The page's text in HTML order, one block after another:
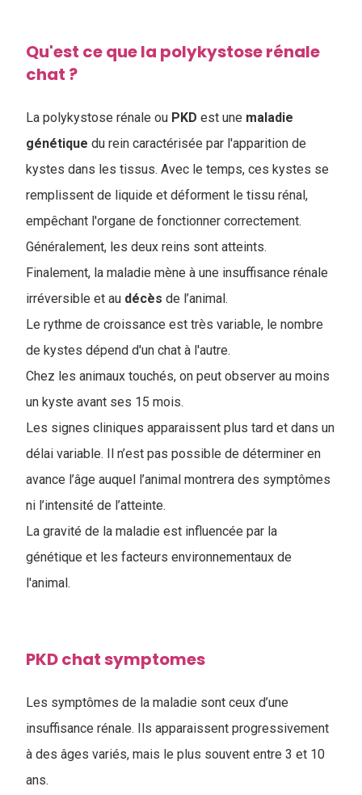
Qu'est ce que la polykystose rénale
chat ?
La polykystose rénale ou PKD est une maladie
génétique du rein caractérisée par l'apparition de
kystes dans les tissus. Avec le temps, ces kystes se
remplissent de liquide et déforment le tissu rénal,
empêchant l'organe de fonctionner correctement.
Généralement, les deux reins sont atteints.
Finalement, la maladie mène à une insuffisance rénale
irréversible et au décès de l’animal.
Le rythme de croissance est très variable, le nombre
de kystes dépend d'un chat à l'autre.
Chez les animaux touchés, on peut observer au moins
un kyste avant ses 15 mois.
Les signes cliniques apparaissent plus tard et dans un
délai variable. Il n’est pas possible de déterminer en
avance l’âge auquel l’animal montrera des symptômes
ni l’intensité de l’atteinte.
La gravité de la maladie est influencée par la
génétique et les facteurs environnementaux de
l'animal.
PKD chat symptomes
Les symptômes de la maladie sont ceux d’une
insuffisance rénale. Ils apparaissent progressivement
à des âges variés, mais le plus souvent entre 3 et 10
ans.